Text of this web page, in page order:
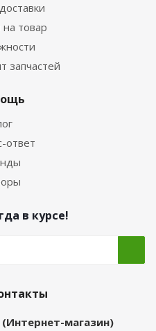
на товар
запчастей
ответ
в курсе!
(Интернет-магазин)